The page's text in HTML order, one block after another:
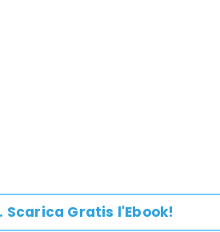
. Scarica Gratis l'Ebook!